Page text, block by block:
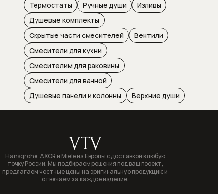
Техника для ухода за бельем
Холодильники
Оплата и доставка
Акции
О компании
Контакты
Термостаты
Ручные души
Изливы
Душевые комплекты
Скрытые части смесителей
Вентили
Смесители для кухни
Смесителим для раковины
Смесители для ванной
Душевые панели и колонны
Верхние души
VTV
Hansgrohe, AXOR и Miele из Европы с доставкой в любую
точку России. Мы подбираем решения под ваш проект,
предлагаем честные цены на оригинальную продукцию и
отвечаем за каждое изделие.